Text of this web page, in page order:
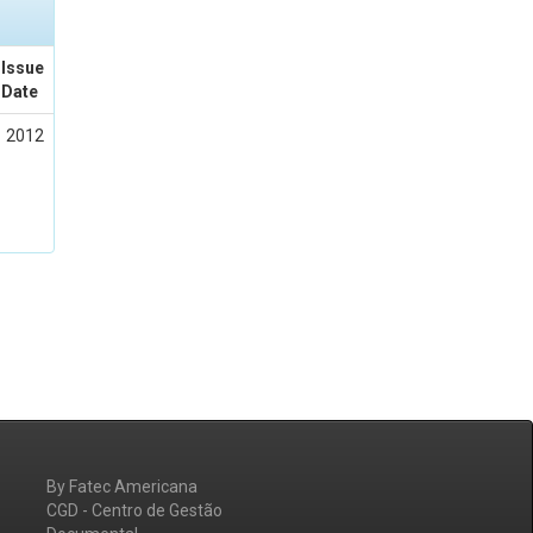
Issue
Date
2012
By Fatec Americana
CGD - Centro de Gestão